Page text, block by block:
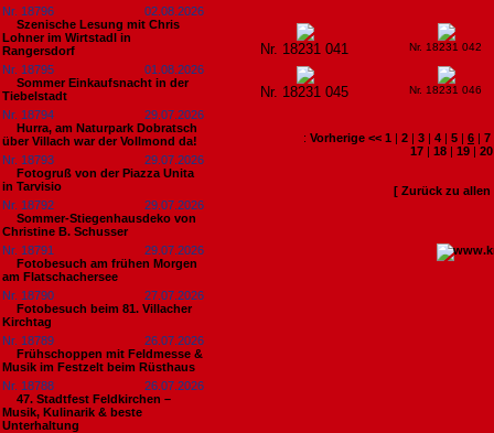
Nr. 18796
02.08.2026
Szenische Lesung mit Chris
Lohner im Wirtstadl in
Rangersdorf
Nr. 18795
01.08.2026
Sommer Einkaufsnacht in der
Tiebelstadt
Nr. 18794
29.07.2026
Hurra, am Naturpark Dobratsch
über Villach war der Vollmond da!
Nr. 18793
29.07.2026
Fotogruß von der Piazza Unita
in Tarvisio
Nr. 18792
29.07.2026
Sommer-Stiegenhausdeko von
Christine B. Schusser
Nr. 18791
29.07.2026
Fotobesuch am frühen Morgen
am Flatschachersee
Nr. 18790
27.07.2026
Fotobesuch beim 81. Villacher
Kirchtag
Nr. 18789
26.07.2026
Frühschoppen mit Feldmesse &
Musik im Festzelt beim Rüsthaus
Nr. 18788
26.07.2026
47. Stadtfest Feldkirchen –
Musik, Kulinarik & beste
Unterhaltung
Nr. 18231 041 Nr. 18231 042
Nr. 18231 045 Nr. 18231 046
: Vorherige << 1 | 2 | 3 | 4 | 5 | 6 | 7
17 |18 |19 |20
[ Zurück zu